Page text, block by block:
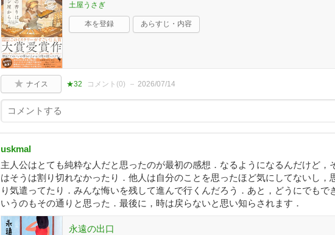
土屋うさぎ
本を登録 あらすじ・内容
ナイス ★32 コメント(0) 2026/07/14
uskmal
主人公はとても純粋な人だと思ったのが最初の感想．なるようになるんだけど，
はそうは割り切れなかったり．他人は自分のことを思ったほど気にしてないし，
り気遣ってたり．みんな悔いを残して進んで行くんだろう．あと，どうにでもで
いうのもその通りと思った．最後に，時は戻らないと思い知らされます．
永遠の出口